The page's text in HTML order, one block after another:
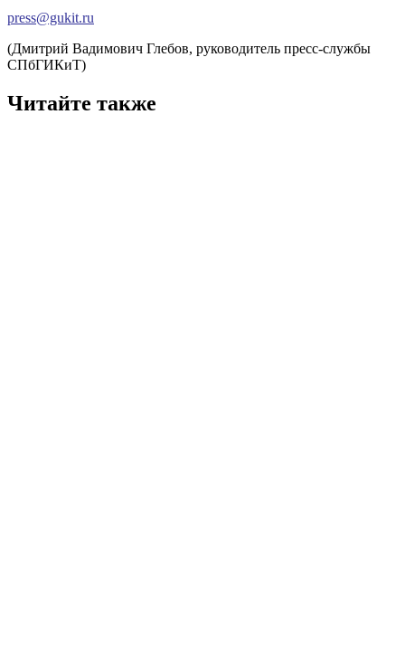
press@gukit.ru
(Дмитрий Вадимович Глебов, руководитель пресс-службы
СПбГИКиТ)
Читайте также